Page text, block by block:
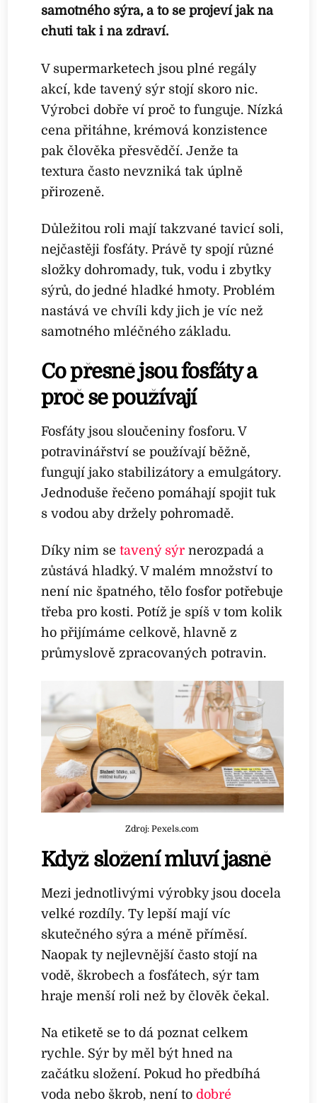
samotného sýra, a to se projeví jak na
chuti tak i na zdraví.
V supermarketech jsou plné regály
akcí, kde tavený sýr stojí skoro nic.
Výrobci dobře ví proč to funguje. Nízká
cena přitáhne, krémová konzistence
pak člověka přesvědčí. Jenže ta
textura často nevzniká tak úplně
přirozeně.
Důležitou roli mají takzvané tavicí soli,
nejčastěji fosfáty. Právě ty spojí různé
složky dohromady, tuk, vodu i zbytky
sýrů, do jedné hladké hmoty. Problém
nastává ve chvíli kdy jich je víc než
samotného mléčného základu.
Co přesně jsou fosfáty a
proč se používají
Fosfáty jsou sloučeniny fosforu. V
potravinářství se používají běžně,
fungují jako stabilizátory a emulgátory.
Jednoduše řečeno pomáhají spojit tuk
s vodou aby držely pohromadě.
Díky nim setavený sýr nerozpadá a
zůstává hladký. V malém množství to
není nic špatného, tělo fosfor potřebuje
třeba pro kosti. Potíž je spíš v tom kolik
ho přijímáme celkově, hlavně z
průmyslově zpracovaných potravin.
Zdroj: Pexels.com
Když složení mluví jasně
Mezi jednotlivými výrobky jsou docela
velké rozdíly. Ty lepší mají víc
skutečného sýra a méně příměsí.
Naopak ty nejlevnější často stojí na
vodě, škrobech a fosfátech, sýr tam
hraje menší roli než by člověk čekal.
Na etiketě se to dá poznat celkem
rychle. Sýr by měl být hned na
začátku složení. Pokud ho předbíhá
voda nebo škrob, není todobré